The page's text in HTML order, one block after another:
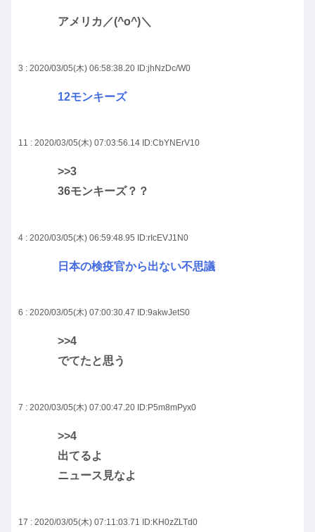
アメリカ／(^o^)＼
3 : 2020/03/05(木) 06:58:38.20 ID:jhNzDc/W0
12モンキーズ
11 : 2020/03/05(木) 07:03:56.14 ID:CbYNErV10
>>3
36モンキーズ？？
4 : 2020/03/05(木) 06:59:48.95 ID:rIcEVJ1N0
日本の検疫官から出ない不思議
6 : 2020/03/05(木) 07:00:30.47 ID:9akwJetS0
>>4
でてたと思う
7 : 2020/03/05(木) 07:00:47.20 ID:P5m8mPyx0
>>4
出てるよ
ニュース見なよ
17 : 2020/03/05(木) 07:11:03.71 ID:KH0zZLTd0